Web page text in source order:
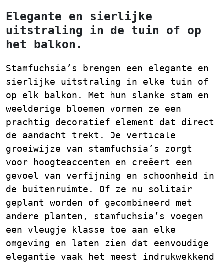
Elegante en sierlijke
uitstraling in de tuin of op
het balkon.
Stamfuchsia’s brengen een elegante en
sierlijke uitstraling in elke tuin of
op elk balkon. Met hun slanke stam en
weelderige bloemen vormen ze een
prachtig decoratief element dat direct
de aandacht trekt. De verticale
groeiwijze van stamfuchsia’s zorgt
voor hoogteaccenten en creëert een
gevoel van verfijning en schoonheid in
de buitenruimte. Of ze nu solitair
geplant worden of gecombineerd met
andere planten, stamfuchsia’s voegen
een vleugje klasse toe aan elke
omgeving en laten zien dat eenvoudige
elegantie vaak het meest indrukwekkend